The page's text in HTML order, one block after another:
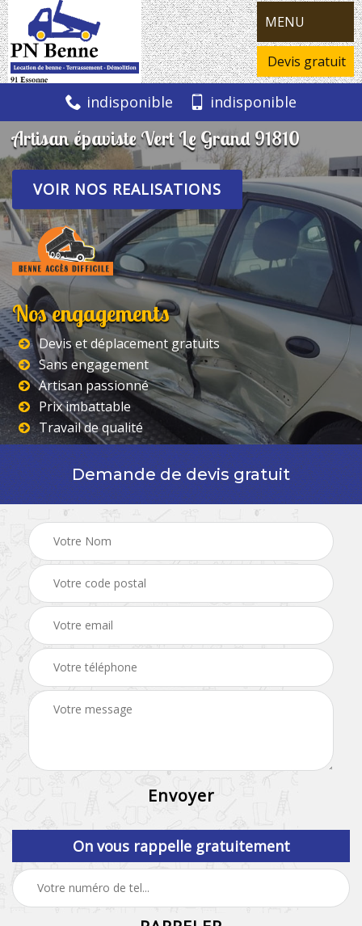
MENU
Devis gratuit
indisponible indisponible
Artisan épaviste Vert Le Grand 91810
VOIR NOS REALISATIONS
Nos engagements
Devis et déplacement gratuits
Sans engagement
Artisan passionné
Prix imbattable
Travail de qualité
Demande de devis gratuit
On vous rappelle gratuitement